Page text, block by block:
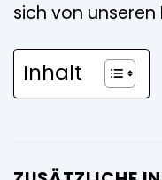
sich von
Inhalt